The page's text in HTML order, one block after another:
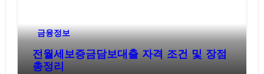
금융정보
전월세보증금담보대출 자격 조건 및 장점
총정리